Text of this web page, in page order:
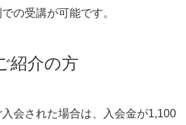
の受講が可能です。
紹介の方
会された場合は、入会金が1,100